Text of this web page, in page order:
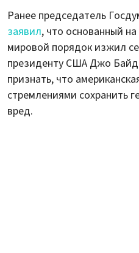
Ранее председатель
заявил, что основанный
мировой порядок изжил
президенту США Джо
признать, что
стремлениями сохранить
вред.